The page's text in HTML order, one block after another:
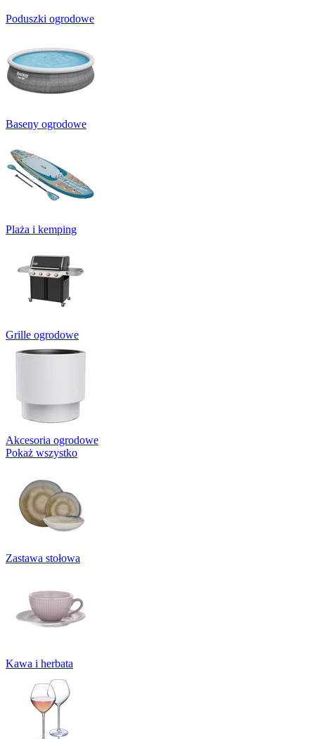
Poduszki ogrodowe
Baseny ogrodowe
Plaża i kemping
Grille ogrodowe
Akcesoria ogrodowe
Pokaż wszystko
Zastawa stołowa
Kawa i herbata